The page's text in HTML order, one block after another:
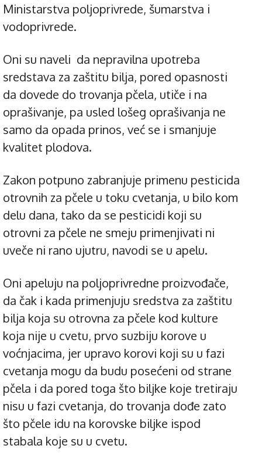
Ministarstva poljoprivrede, šumarstva i
vodoprivrede.
Oni su naveli da nepravilna upotreba
sredstava za zaštitu bilja, pored opasnosti
da dovede do trovanja pčela, utiče i na
oprašivanje, pa usled lošeg oprašivanja ne
samo da opada prinos, već se i smanjuje
kvalitet plodova.
Zakon potpuno zabranjuje primenu pesticida
otrovnih za pčele u toku cvetanja, u bilo kom
delu dana, tako da se pesticidi koji su
otrovni za pčele ne smeju primenjivati ni
uveče ni rano ujutru, navodi se u apelu.
Oni apeluju na poljoprivredne proizvođače,
da čak i kada primenjuju sredstva za zaštitu
bilja koja su otrovna za pčele kod kulture
koja nije u cvetu, prvo suzbiju korove u
voćnjacima, jer upravo korovi koji su u fazi
cvetanja mogu da budu posećeni od strane
pčela i da pored toga što biljke koje tretiraju
nisu u fazi cvetanja, do trovanja dođe zato
što pčele idu na korovske biljke ispod
stabala koje su u cvetu.